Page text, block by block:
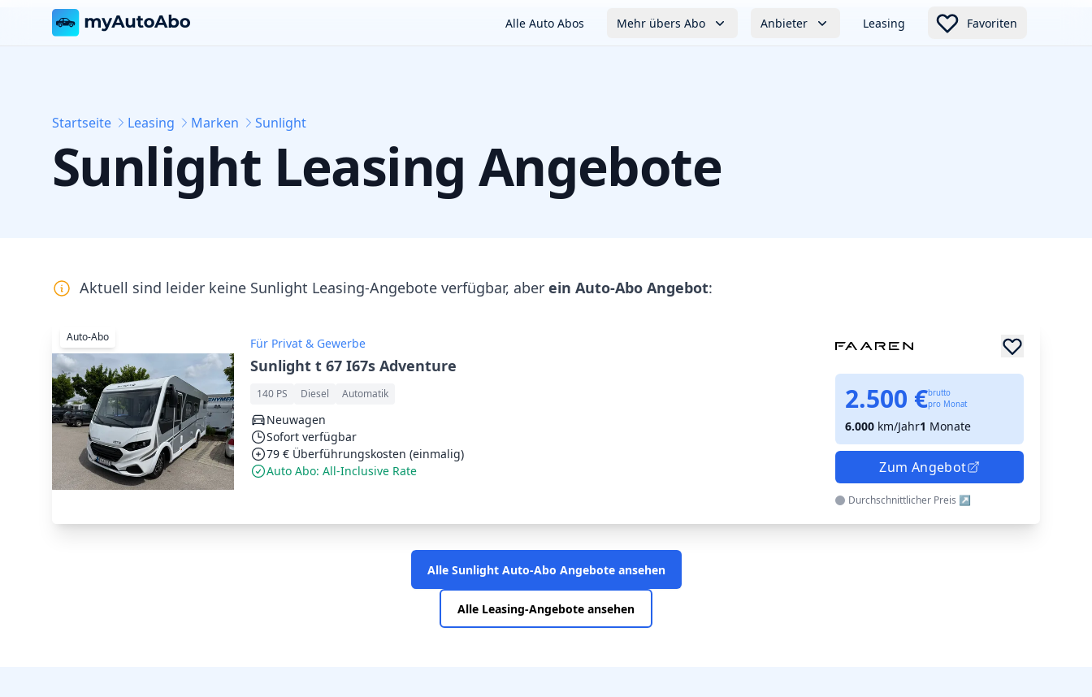
Alle Auto Abos Mehr übers Abo Anbieter Leasing Favoriten
Startseite Leasing Marken Sunlight
Sunlight Leasing Angebote
Aktuell sind leider keine Sunlight Leasing-Angebote verfügbar, aber ein Auto-Abo Angebot:
Auto-Abo Für Privat & Gewerbe
Sunlight t 67 I67s Adventure
140 PS Diesel Automatik
Neuwagen
Sofort verfügbar
79 € Überführungskosten (einmalig)
Auto Abo: All-Inclusive Rate
2.500 €brutto
pro Monat
6.000 km/Jahr1 Monate
Zum Angebot
Durchschnittlicher Preis
Alle Sunlight Auto-Abo Angebote ansehen
Alle Leasing-Angebote ansehen